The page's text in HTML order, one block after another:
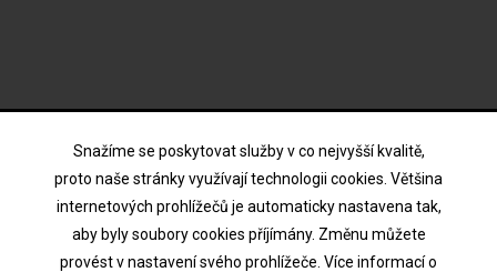
Snažíme se poskytovat služby v co nejvyšší kvalitě,
proto naše stránky využívají technologii cookies. Většina
internetových prohlížečů je automaticky nastavena tak,
aby byly soubory cookies příjímány. Změnu můžete
provést v nastavení svého prohlížeče. Více informací o
Souhlasím s podmínkami a zásadami ochrany osobních
údajů